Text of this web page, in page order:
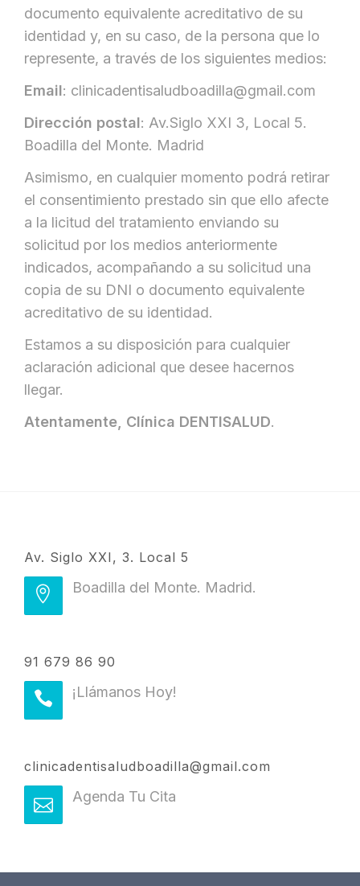
documento equivalente acreditativo de su
identidad y, en su caso, de la persona que lo
represente, a través de los siguientes medios:
Email: clinicadentisaludboadilla@gmail.com
Dirección postal: Av.Siglo XXI 3, Local 5.
Boadilla del Monte. Madrid
Asimismo, en cualquier momento podrá retirar
el consentimiento prestado sin que ello afecte
a la licitud del tratamiento enviando su
solicitud por los medios anteriormente
indicados, acompañando a su solicitud una
copia de su DNI o documento equivalente
acreditativo de su identidad.
Estamos a su disposición para cualquier
aclaración adicional que desee hacernos
llegar.
Atentamente, Clínica DENTISALUD.
Av. Siglo XXI, 3. Local 5
Boadilla del Monte. Madrid.
91 679 86 90
¡Llámanos Hoy!
clinicadentisaludboadilla@gmail.com
Agenda Tu Cita